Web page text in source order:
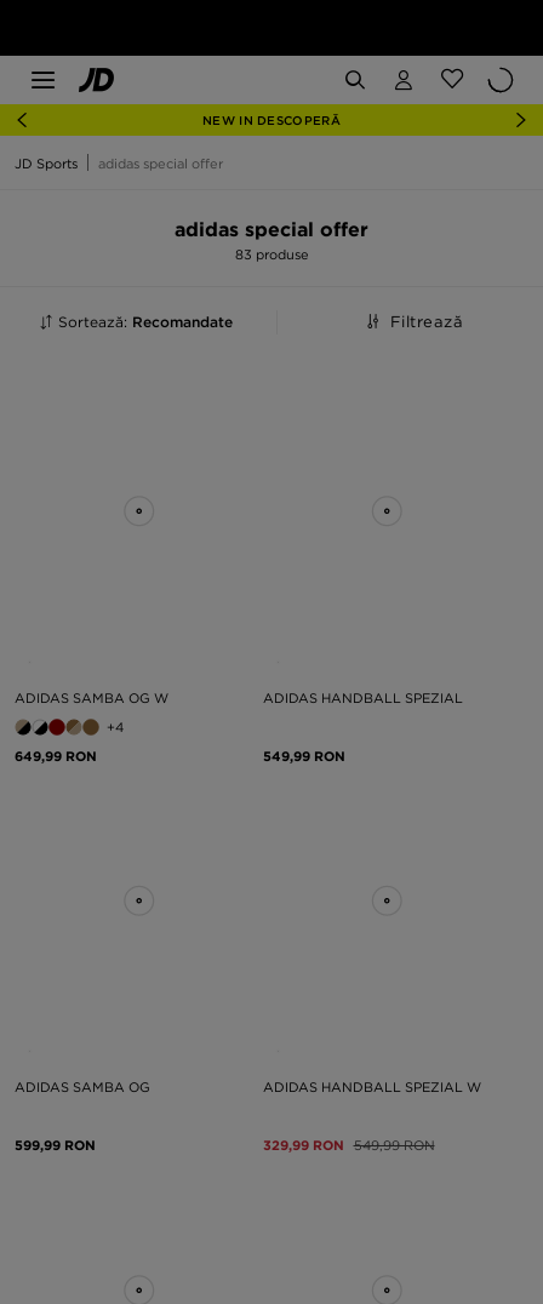
NEW IN DESCOPERĂ
JD Sports adidas special offer
adidas special offer
83 produse
Sortează: Recomandate Filtrează
ADIDAS SAMBA OG W
+4
649,99 RON
ADIDAS HANDBALL SPEZIAL
549,99 RON
ADIDAS SAMBA OG
599,99 RON
ADIDAS HANDBALL SPEZIAL W
329,99 RON 549,99 RON